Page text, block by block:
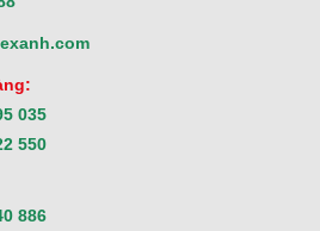
035
550
886